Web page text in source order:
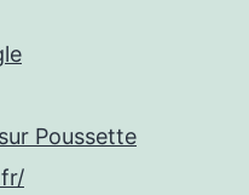
Poussette